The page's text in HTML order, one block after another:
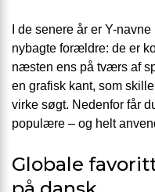
I de senere år er Y-
nybagte forældre: de er
næsten ens på tværs af
en grafisk kant, som
virke søgt. Nedenfor får
populære – og helt
Globale